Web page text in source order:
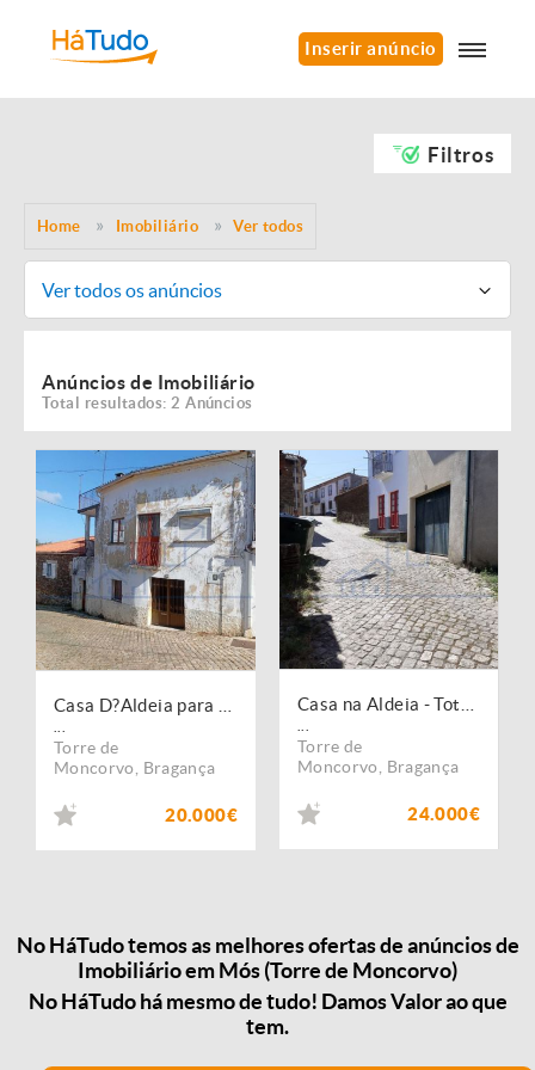
Inserir anúncio
Filtros
Home Imobiliário Ver todos
Ver todos os anúncios
Anúncios de Imobiliário
Total resultados: 2 Anúncios
Torre de
Moncorvo
Bragança
20.000€
Torre de
Moncorvo
Bragança
24.000€
No HáTudo temos as melhores ofertas de anúncios de
Imobiliário em Mós (Torre de Moncorvo)
No HáTudo há mesmo de tudo! Damos Valor ao que
tem.